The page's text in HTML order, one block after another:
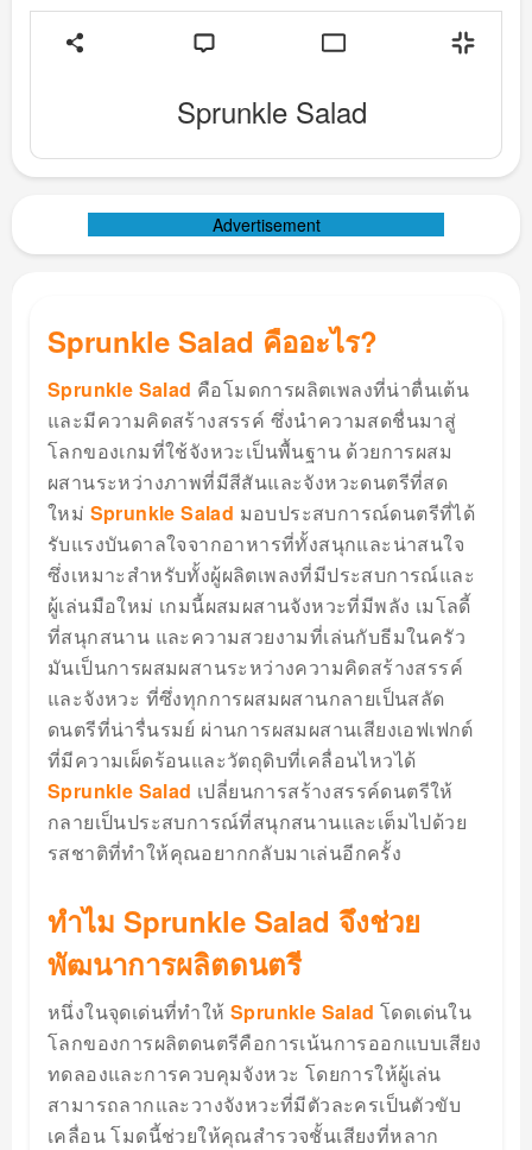
Sprunkle Salad
Advertisement
Sprunkle Salad คืออะไร?
Sprunkle Salad คือโมดการผลิตเพลงที่น่าตื่นเต้น
และมีความคิดสร้างสรรค์ ซึ่งนำความสดชื่นมาสู่
โลกของเกมที่ใช้จังหวะเป็นพื้นฐาน ด้วยการผสม
ผสานระหว่างภาพที่มีสีสันและจังหวะดนตรีที่สด
ใหม่ Sprunkle Salad มอบประสบการณ์ดนตรีที่ได้
รับแรงบันดาลใจจากอาหารที่ทั้งสนุกและน่าสนใจ
ซึ่งเหมาะสำหรับทั้งผู้ผลิตเพลงที่มีประสบการณ์และ
ผู้เล่นมือใหม่ เกมนี้ผสมผสานจังหวะที่มีพลัง เมโลดี้
ที่สนุกสนาน และความสวยงามที่เล่นกับธีมในครัว
มันเป็นการผสมผสานระหว่างความคิดสร้างสรรค์
และจังหวะ ที่ซึ่งทุกการผสมผสานกลายเป็นสลัด
ดนตรีที่น่ารื่นรมย์ ผ่านการผสมผสานเสียงเอฟเฟกต์
ที่มีความเผ็ดร้อนและวัตถุดิบที่เคลื่อนไหวได้
Sprunkle Salad เปลี่ยนการสร้างสรรค์ดนตรีให้
กลายเป็นประสบการณ์ที่สนุกสนานและเต็มไปด้วย
รสชาติที่ทำให้คุณอยากกลับมาเล่นอีกครั้ง
ทำไม Sprunkle Salad จึงช่วย
พัฒนาการผลิตดนตรี
หนึ่งในจุดเด่นที่ทำให้ Sprunkle Salad โดดเด่นใน
โลกของการผลิตดนตรีคือการเน้นการออกแบบเสียง
ทดลองและการควบคุมจังหวะ โดยการให้ผู้เล่น
สามารถลากและวางจังหวะที่มีตัวละครเป็นตัวขับ
เคลื่อน โมดนี้ช่วยให้คุณสำรวจชั้นเสียงที่หลาก